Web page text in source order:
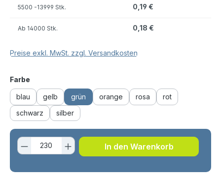
5500 -13999 Stk. 0,19 €
Ab 14000 Stk. 0,18 €
Preise exkl. MwSt. zzgl. Versandkosten
Farbe
blau gelb grün orange rosa
rot
schwarz
silber
Produkt Anzahl: Gib den
In den Warenkorb